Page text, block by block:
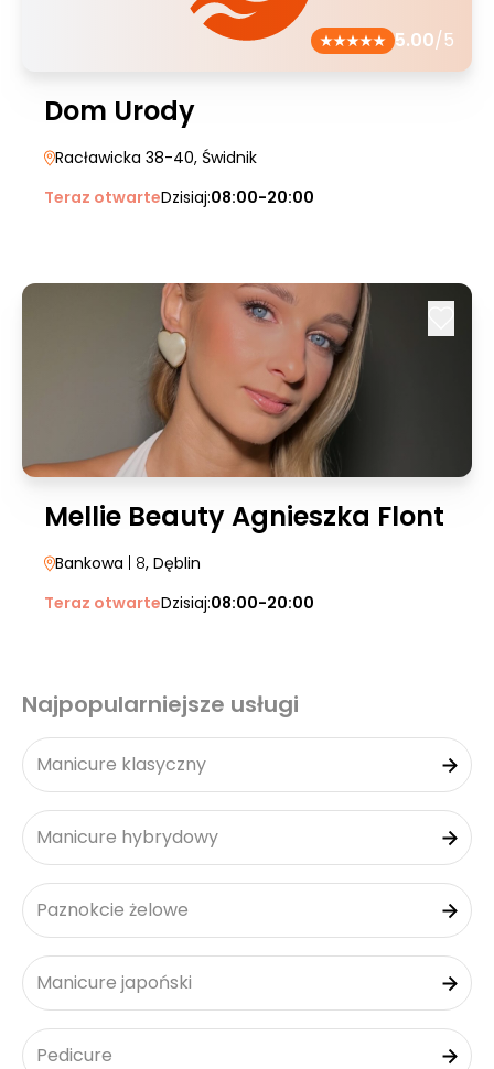
5.00/5
Dom Urody
Racławicka 38-40, Świdnik
Teraz otwarteDzisiaj:08:00-20:00
Mellie Beauty Agnieszka Flont
Bankowa | 8, Dęblin
Teraz otwarteDzisiaj:08:00-20:00
Najpopularniejsze usługi
Manicure klasyczny
Manicure hybrydowy
Paznokcie żelowe
Manicure japoński
Pedicure